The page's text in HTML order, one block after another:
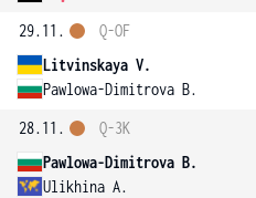
29.11.
Litvinskaya V.
Pawlowa-Dimitrova B.
Q-OF
28.11.
Pawlowa-Dimitrova B.
Ulikhina A.
Q-3K